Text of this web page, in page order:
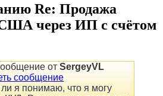
Re: Продажа
США через ИП с счётом
от SergeyVL
я понимаю, что я могу